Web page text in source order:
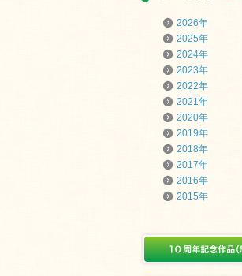
2026年
2025年
2024年
2023年
2022年
2021年
2020年
2019年
2018年
2017年
2016年
2015年